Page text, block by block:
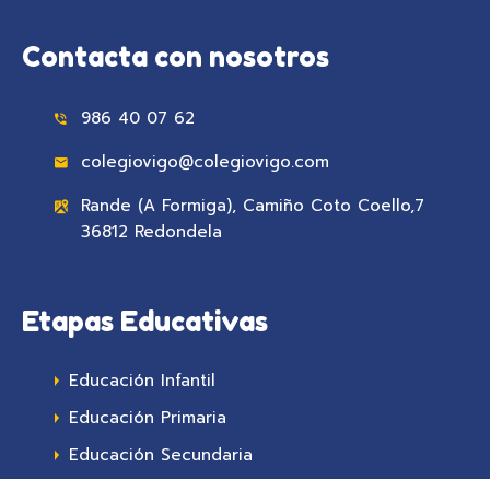
Contacta con nosotros
986 40 07 62
colegiovigo@colegiovigo.com
Rande (A Formiga), Camiño Coto Coello,7
36812 Redondela
Etapas Educativas
Educación Infantil
Educación Primaria
Educación Secundaria